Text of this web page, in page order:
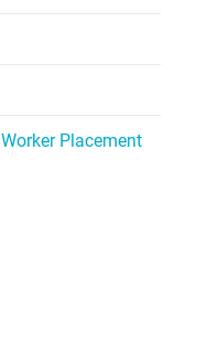
Worker Placement